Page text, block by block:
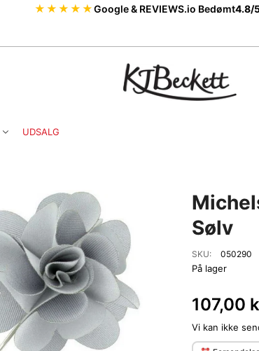
★★★★★Google & REVIEWS.io Bedømt4.8/
UDSALG
Sølv
SKU: 050290
På lager
107,00
Vi kan ikke